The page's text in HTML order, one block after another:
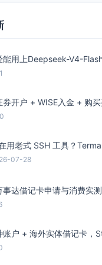
07-28
事达借记卡申请与消费实测